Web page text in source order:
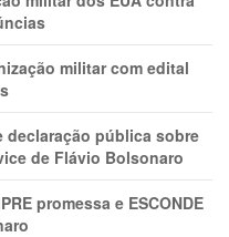
militar com edital
declaração pública sobre
de Flávio Bolsonaro
promessa e ESCONDE